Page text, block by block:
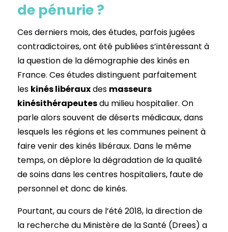
de pénurie ?
Ces derniers mois, des études, parfois jugées
contradictoires, ont été publiées s’intéressant à
la question de la démographie des kinés en
France. Ces études distinguent parfaitement
les kinés libérauxdes masseurs
kinésithérapeutesdu milieu hospitalier. On
parle alors souvent de déserts médicaux, dans
lesquels les régions et les communes peinent à
faire venir des kinés libéraux. Dans le même
temps, on déplore la dégradation de la qualité
de soins dans les centres hospitaliers, faute de
personnel et donc de kinés.
Pourtant, au cours de l’été 2018, la direction de
la recherche du Ministère de la Santé (Drees) a